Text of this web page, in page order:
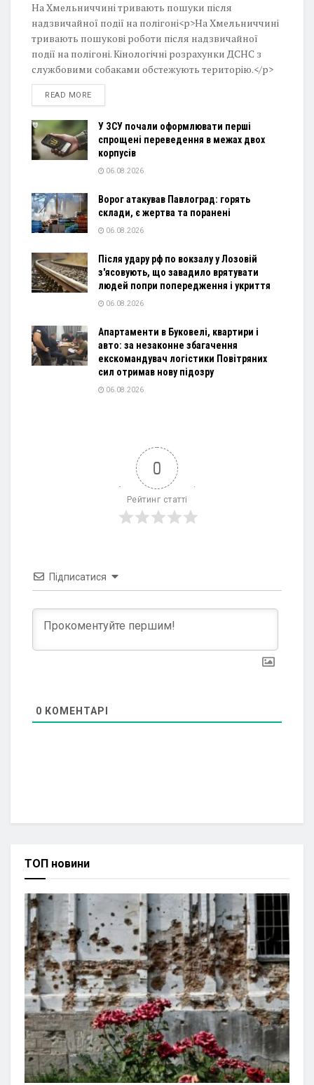
На Хмельниччині тривають пошуки після
надзвичайної події на полігоні<p>На Хмельниччині
тривають пошукові роботи після надзвичайної
події на полігоні. Кінологічні розрахунки ДСНС з
службовими собаками обстежують територію.</p>
READ MOREDETAILS
У ЗСУ почали оформлювати перші
спрощені переведення в межах двох
корпусів
06.08.2026
Ворог атакував Павлоград: горять
склади, є жертва та поранені
06.08.2026
Після удару рф по вокзалу у Лозовій
з'ясовують, що завадило врятувати
людей попри попередження і укриття
06.08.2026
Апартаменти в Буковелі, квартири і
авто: за незаконне збагачення
екскомандувач логістики Повітряних
сил отримав нову підозру
06.08.2026
0
Рейтинг статті
Підписатися
0 КОМЕНТАРІ
ТОП новини